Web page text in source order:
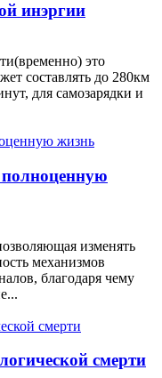
инэргии
это
составлять до 280км
для самозарядки и
полноценную
изменять
механизмов
благодаря чему
смерти